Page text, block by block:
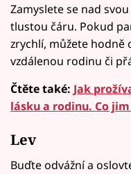
Zamyslete se nad
tlustou čáru. Pokud
zrychlí, můžete hodně
vzdálenou rodinu či
Čtěte také: Jak
lásku a rodinu. Co
Lev
Buďte odvážní a